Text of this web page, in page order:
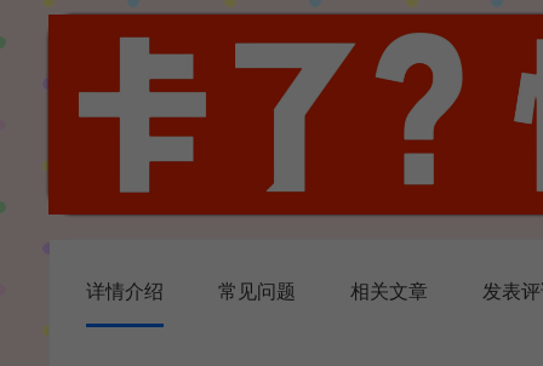
详情介绍 常见问题 相关文章 发表